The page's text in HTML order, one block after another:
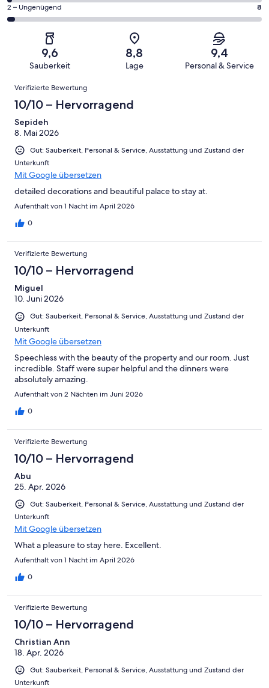
eine
Bewertung
Hervorragend
haben
Bewertung
Gut
301
Gästebewertungen
Bewertung
Okay
insgesamt
Gästebewertungen
von
Schlecht
8
von
insgesamt
Gästebewertungen
haben
eine
Bewertung
von
Ungenügend
2 – Ungenügend 8
9,6
Sauberkeit
8,8
Lage
9,4
Personal & Service
Bewertungen
Verifizierte Bewertung
10/10 – Hervorragend
Sepideh
8. Mai 2026
Gut: Sauberkeit, Personal & Service, Ausstattung und Zustand der
Unterkunft
Mit Google übersetzen
detailed decorations and beautiful palace to stay at.
Aufenthalt von 1 Nacht im April 2026
0
Verifizierte Bewertung
10/10 – Hervorragend
Miguel
10. Juni 2026
Gut: Sauberkeit, Personal & Service, Ausstattung und Zustand der
Unterkunft
Mit Google übersetzen
Speechless with the beauty of the property and our room. Just
incredible. Staff were super helpful and the dinners were
absolutely amazing.
Aufenthalt von 2 Nächten im Juni 2026
0
Verifizierte Bewertung
10/10 – Hervorragend
Abu
25. Apr. 2026
Gut: Sauberkeit, Personal & Service, Ausstattung und Zustand der
Unterkunft
Mit Google übersetzen
What a pleasure to stay here. Excellent.
Aufenthalt von 1 Nacht im April 2026
0
Verifizierte Bewertung
10/10 – Hervorragend
Christian Ann
18. Apr. 2026
Gut: Sauberkeit, Personal & Service, Ausstattung und Zustand der
Unterkunft